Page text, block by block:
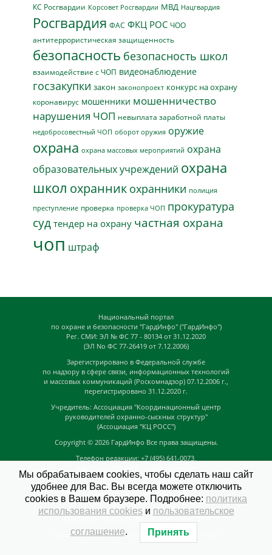
КС Росгвардии Корсовет Росгвардии МВД Нацгвардия
Росгвардия ФАС ФКЦ РОС ЧОО
антитеррористическая защищенность
безопасность безопасность школ
взаимодействие с ЧОП видеонаблюдение
госзакупки закон законопроект конкурс на охрану
коронавирус мошенники мошенничество
нарушения ЧОП невыплата заработной платы
недобросовестный ЧОП оборот оружия оружие
охрана охрана массовых мероприятий охрана
образовательных учреждений охрана
школ охранник охранники полиция
преступление проверка проверка ЧОП прокуратура
суд тендер на охрану частная охрана
чоп штраф
Национальный портал
по охране и безопасности "ГардИнфо" ("ГардИнфо")
Рег. СМИ: ЭЛ № ФС 77 - 80134 от 31.12.2020
(ЭЛ No ФС 77-26419 от 7.12.2006)
Зарегистрировано в Федеральной службе
по надзору в сфере связи, информационных технологий
и массовых коммуникаций (Роскомнадзор) 07.12.2006 г.,
перегистрировано 31.12.2020 г.
Учредитель: Ассоциация "Координационный центр
руководителей охранно-сыскных структур"
(Ассоциация "КЦ РОСС")
Copyright © 2026 ГардИнфо Все права защищены.
Телефон редакции: +7 (495) 641-0073,
news@guardinfo.online
Главный редактор: Кузьмин Д.А.
На сайте могут быть размещены
материалы с возрастным ограничением "16+"
GuardInfo based on Catch Adaptive byCatch Themes
Мы обрабатываем cookies, чтобы сделать наш сайт
удобнее для Вас. Вы всегда можете отключить
cookies в Вашем браузере. Подробнее: политика
использования cookiesи пользовательское
соглашение. Принять